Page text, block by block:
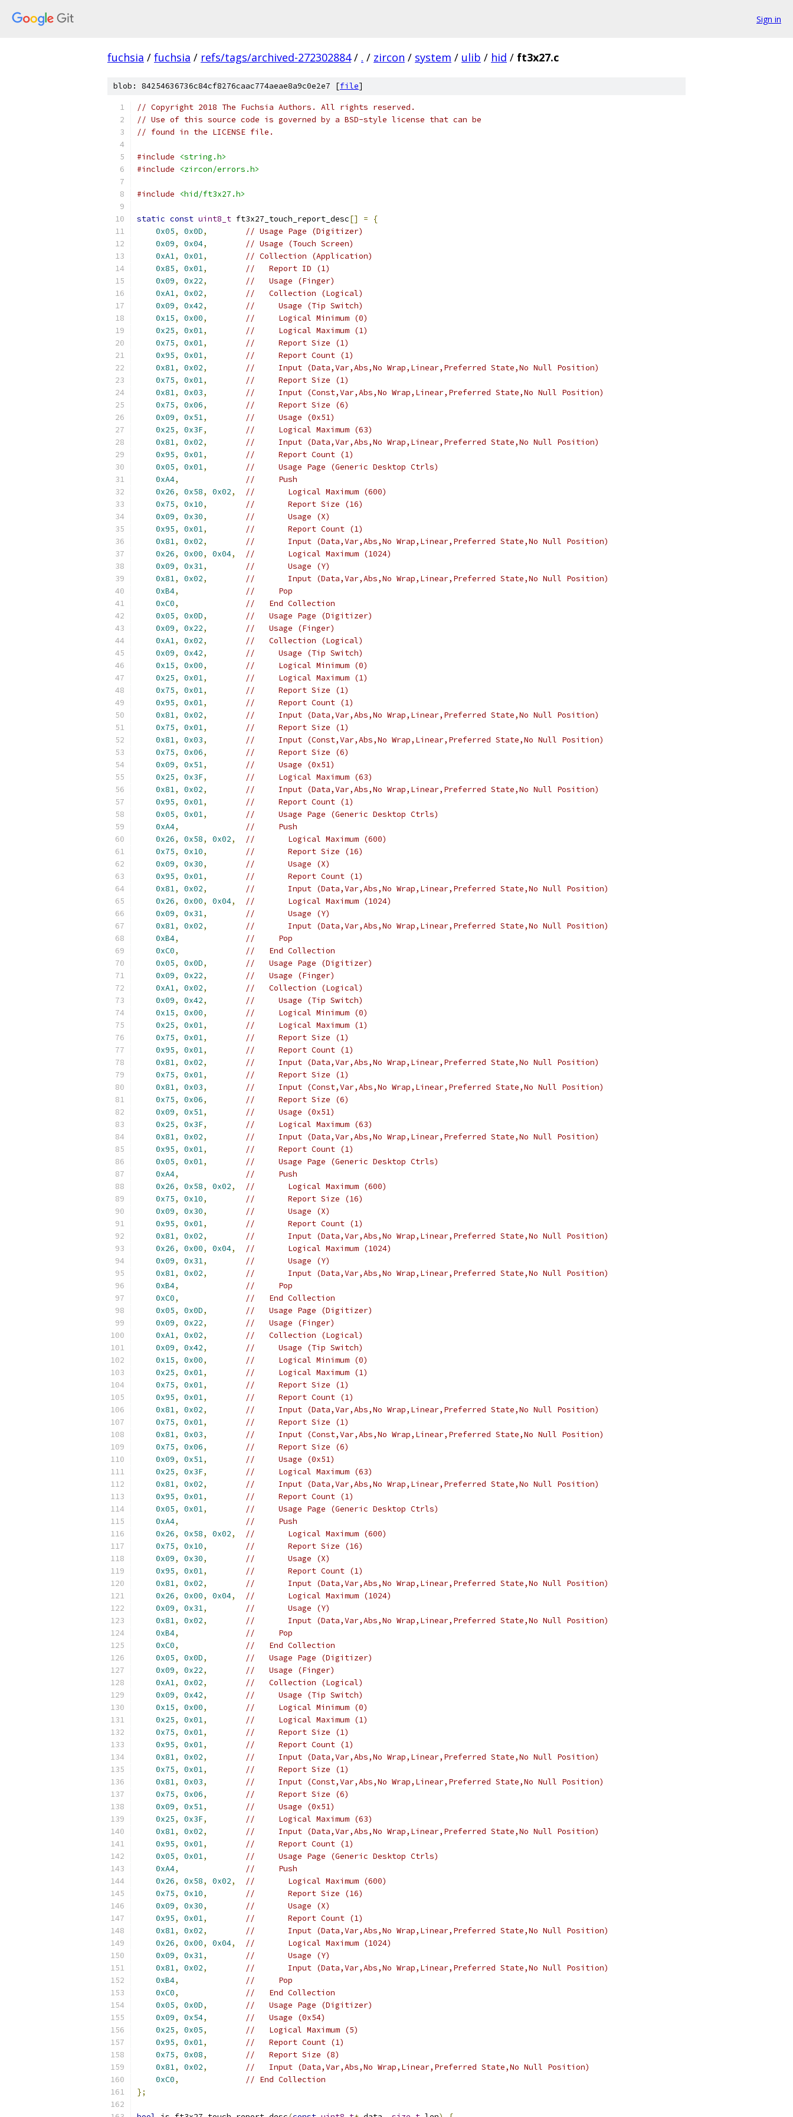
Sign in
fuchsia / fuchsia / refs/tags/archived-272302884 / . / zircon / system / ulib / hid / ft3x27.c
blob: 84254636736c84cf8276caac774aeae8a9c0e2e7 [file]
// Copyright 2018 The Fuchsia Authors. All rights reserved.
// Use of this source code is governed by a BSD-style license that can be
// found in the LICENSE file.
#include
<string.h>
#include
<zircon/errors.h>
#include <hid/ft3x27.h>
static const uint8_t ft3x27_touch_report_desc[] =
{
0x05, 0x0D,
// Usage Page (Digitizer)
0x09, 0x04,
// Usage (Touch Screen)
0xA1, 0x01,
// Collection (Application)
0x85, 0x01,
//   Report ID (1)
0x09, 0x22,
//   Usage (Finger)
0xA1, 0x02,
//   Collection (Logical)
0x09, 0x42,
//     Usage (Tip Switch)
0x15, 0x00,
//     Logical Minimum (0)
0x25, 0x01,
//     Logical Maximum (1)
0x75, 0x01,
//     Report Size (1)
0x95, 0x01,
//     Report Count (1)
0x81, 0x02,
//     Input (Data,Var,Abs,No Wrap,Linear,Preferred State,No Null Position)
0x75, 0x01,
//     Report Size (1)
0x81, 0x03,
//     Input (Const,Var,Abs,No Wrap,Linear,Preferred State,No Null Position)
0x75, 0x06,
//     Report Size (6)
0x09, 0x51,
//     Usage (0x51)
0x25, 0x3F,
//     Logical Maximum (63)
0x81, 0x02,
//     Input (Data,Var,Abs,No Wrap,Linear,Preferred State,No Null Position)
0x95, 0x01,
//     Report Count (1)
0x05, 0x01,
//     Usage Page (Generic Desktop Ctrls)
0xA4,
//     Push
0x26, 0x58, 0x02,
//       Logical Maximum (600)
0x75, 0x10,
//       Report Size (16)
0x09, 0x30,
//       Usage (X)
0x95, 0x01,
//       Report Count (1)
0x81, 0x02,
//       Input (Data,Var,Abs,No Wrap,Linear,Preferred State,No Null Position)
0x26, 0x00, 0x04,
//       Logical Maximum (1024)
0x09, 0x31,
//       Usage (Y)
0x81, 0x02,
//       Input (Data,Var,Abs,No Wrap,Linear,Preferred State,No Null Position)
0xB4,
//     Pop
0xC0,
//   End Collection
0x05, 0x0D,
//   Usage Page (Digitizer)
0x09, 0x22,
//   Usage (Finger)
0xA1, 0x02,
//   Collection (Logical)
0x09, 0x42,
//     Usage (Tip Switch)
0x15, 0x00,
//     Logical Minimum (0)
0x25, 0x01,
//     Logical Maximum (1)
0x75, 0x01,
//     Report Size (1)
0x95, 0x01,
//     Report Count (1)
0x81, 0x02,
//     Input (Data,Var,Abs,No Wrap,Linear,Preferred State,No Null Position)
0x75, 0x01,
//     Report Size (1)
0x81, 0x03,
//     Input (Const,Var,Abs,No Wrap,Linear,Preferred State,No Null Position)
0x75, 0x06,
//     Report Size (6)
0x09, 0x51,
//     Usage (0x51)
0x25, 0x3F,
//     Logical Maximum (63)
0x81, 0x02,
//     Input (Data,Var,Abs,No Wrap,Linear,Preferred State,No Null Position)
0x95, 0x01,
//     Report Count (1)
0x05, 0x01,
//     Usage Page (Generic Desktop Ctrls)
0xA4,
//     Push
0x26, 0x58, 0x02,
//       Logical Maximum (600)
0x75, 0x10,
//       Report Size (16)
0x09, 0x30,
//       Usage (X)
0x95, 0x01,
//       Report Count (1)
0x81, 0x02,
//       Input (Data,Var,Abs,No Wrap,Linear,Preferred State,No Null Position)
0x26, 0x00, 0x04,
//       Logical Maximum (1024)
0x09, 0x31,
//       Usage (Y)
0x81, 0x02,
//       Input (Data,Var,Abs,No Wrap,Linear,Preferred State,No Null Position)
0xB4,
//     Pop
0xC0,
//   End Collection
0x05, 0x0D,
//   Usage Page (Digitizer)
0x09, 0x22,
//   Usage (Finger)
0xA1, 0x02,
//   Collection (Logical)
0x09, 0x42,
//     Usage (Tip Switch)
0x15, 0x00,
//     Logical Minimum (0)
0x25, 0x01,
//     Logical Maximum (1)
0x75, 0x01,
//     Report Size (1)
0x95, 0x01,
//     Report Count (1)
0x81, 0x02,
//     Input (Data,Var,Abs,No Wrap,Linear,Preferred State,No Null Position)
0x75, 0x01,
//     Report Size (1)
0x81, 0x03,
//     Input (Const,Var,Abs,No Wrap,Linear,Preferred State,No Null Position)
0x75, 0x06,
//     Report Size (6)
0x09, 0x51,
//     Usage (0x51)
0x25, 0x3F,
//     Logical Maximum (63)
0x81, 0x02,
//     Input (Data,Var,Abs,No Wrap,Linear,Preferred State,No Null Position)
0x95, 0x01,
//     Report Count (1)
0x05, 0x01,
//     Usage Page (Generic Desktop Ctrls)
0xA4,
//     Push
0x26, 0x58, 0x02,
//       Logical Maximum (600)
0x75, 0x10,
//       Report Size (16)
0x09, 0x30,
//       Usage (X)
0x95, 0x01,
//       Report Count (1)
0x81, 0x02,
//       Input (Data,Var,Abs,No Wrap,Linear,Preferred State,No Null Position)
0x26, 0x00, 0x04,
//       Logical Maximum (1024)
0x09, 0x31,
//       Usage (Y)
0x81, 0x02,
//       Input (Data,Var,Abs,No Wrap,Linear,Preferred State,No Null Position)
0xB4,
//     Pop
0xC0,
//   End Collection
0x05, 0x0D,
//   Usage Page (Digitizer)
0x09, 0x22,
//   Usage (Finger)
0xA1, 0x02,
//   Collection (Logical)
0x09, 0x42,
//     Usage (Tip Switch)
0x15, 0x00,
//     Logical Minimum (0)
0x25, 0x01,
//     Logical Maximum (1)
0x75, 0x01,
//     Report Size (1)
0x95, 0x01,
//     Report Count (1)
0x81, 0x02,
//     Input (Data,Var,Abs,No Wrap,Linear,Preferred State,No Null Position)
0x75, 0x01,
//     Report Size (1)
0x81, 0x03,
//     Input (Const,Var,Abs,No Wrap,Linear,Preferred State,No Null Position)
0x75, 0x06,
//     Report Size (6)
0x09, 0x51,
//     Usage (0x51)
0x25, 0x3F,
//     Logical Maximum (63)
0x81, 0x02,
//     Input (Data,Var,Abs,No Wrap,Linear,Preferred State,No Null Position)
0x95, 0x01,
//     Report Count (1)
0x05, 0x01,
//     Usage Page (Generic Desktop Ctrls)
0xA4,
//     Push
0x26, 0x58, 0x02,
//       Logical Maximum (600)
0x75, 0x10,
//       Report Size (16)
0x09, 0x30,
//       Usage (X)
0x95, 0x01,
//       Report Count (1)
0x81, 0x02,
//       Input (Data,Var,Abs,No Wrap,Linear,Preferred State,No Null Position)
0x26, 0x00, 0x04,
//       Logical Maximum (1024)
0x09, 0x31,
//       Usage (Y)
0x81, 0x02,
//       Input (Data,Var,Abs,No Wrap,Linear,Preferred State,No Null Position)
0xB4,
//     Pop
0xC0,
//   End Collection
0x05, 0x0D,
//   Usage Page (Digitizer)
0x09, 0x22,
//   Usage (Finger)
0xA1, 0x02,
//   Collection (Logical)
0x09, 0x42,
//     Usage (Tip Switch)
0x15, 0x00,
//     Logical Minimum (0)
0x25, 0x01,
//     Logical Maximum (1)
0x75, 0x01,
//     Report Size (1)
0x95, 0x01,
//     Report Count (1)
0x81, 0x02,
//     Input (Data,Var,Abs,No Wrap,Linear,Preferred State,No Null Position)
0x75, 0x01,
//     Report Size (1)
0x81, 0x03,
//     Input (Const,Var,Abs,No Wrap,Linear,Preferred State,No Null Position)
0x75, 0x06,
//     Report Size (6)
0x09, 0x51,
//     Usage (0x51)
0x25, 0x3F,
//     Logical Maximum (63)
0x81, 0x02,
//     Input (Data,Var,Abs,No Wrap,Linear,Preferred State,No Null Position)
0x95, 0x01,
//     Report Count (1)
0x05, 0x01,
//     Usage Page (Generic Desktop Ctrls)
0xA4,
//     Push
0x26, 0x58, 0x02,
//       Logical Maximum (600)
0x75, 0x10,
//       Report Size (16)
0x09, 0x30,
//       Usage (X)
0x95, 0x01,
//       Report Count (1)
0x81, 0x02,
//       Input (Data,Var,Abs,No Wrap,Linear,Preferred State,No Null Position)
0x26, 0x00, 0x04,
//       Logical Maximum (1024)
0x09, 0x31,
//       Usage (Y)
0x81, 0x02,
//       Input (Data,Var,Abs,No Wrap,Linear,Preferred State,No Null Position)
0xB4,
//     Pop
0xC0,
//   End Collection
0x05, 0x0D,
//   Usage Page (Digitizer)
0x09, 0x54,
//   Usage (0x54)
0x25, 0x05,
//   Logical Maximum (5)
0x95, 0x01,
//   Report Count (1)
0x75, 0x08,
//   Report Size (8)
0x81, 0x02,
//   Input (Data,Var,Abs,No Wrap,Linear,Preferred State,No Null Position)
0xC0,
// End Collection
};